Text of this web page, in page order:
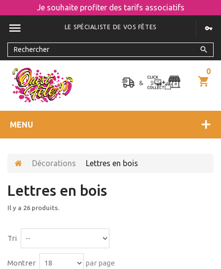
Je souhaite profiter des tarifs associatifs
LE SPÉCIALISTE DE VOS FÊTES
0
MENU
Décorations Lettres en bois
Lettres en bois
Il y a 26 produits.
Tri
Montrer par page